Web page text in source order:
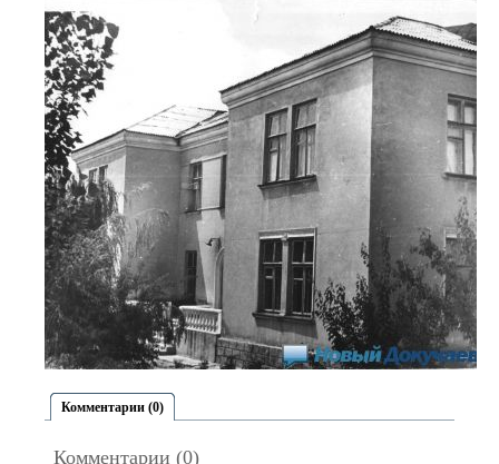
Комментарии (0)
Комментарии (0)